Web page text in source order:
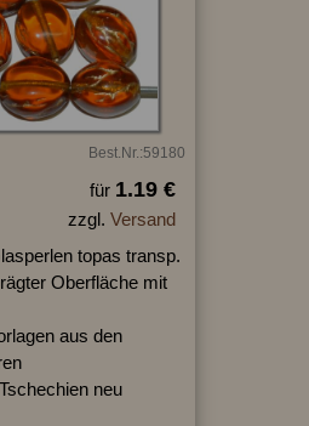
Best.Nr.:59180
für 1.19 €
zzgl. Versand
topas transp.
Oberfläche mit
aus den
neu